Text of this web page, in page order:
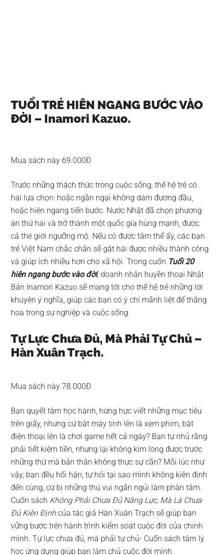
TUỔI TRẺ HIÊN NGANG BƯỚC VÀO
ĐỜI – Inamori Kazuo.
Mua sách này 69.000Đ
Trước những thách thức trong cuộc sống, thế hệ trẻ có
hai lựa chọn: hoặc ngần ngại không dám đương đầu,
hoặc hiên ngang tiến bước. Nước Nhật đã chọn phương
án thứ hai và trở thành một quốc gia hùng mạnh, được
cả thé giới ngưỡng mộ. Nếu có được tâm thế ấy, các bạn
trẻ Việt Nam chắc chắn sẽ gặt hái được nhiều thành công
và giúp ích nhiều hơn cho xã hội. Trong cuốn Tuổi 20
hiên ngang bước vào đời, doanh nhân huyền thoại Nhật
Bản Inamori Kazuo sẽ mang tới cho thế hệ trẻ những lời
khuyên ý nghĩa, giúp các bạn có ý chí mãnh liệt để thăng
hoa trong sự nghiệp và cuộc sống.
Tự Lực Chưa Đủ, Mà Phải Tự Chủ –
Hàn Xuân Trạch.
Mua sách này 78.000Đ
Bạn quyết tâm học hành, hừng hực viết những mục tiêu
trên giấy, nhưng cứ bật máy tính lên là xem phim, bật
điện thoại lên là chơi game hết cả ngày? Bạn tự nhủ rằng
phải tiết kiệm tiền, nhưng lại không kìm lòng được trước
những thứ mà bản thân không thực sự cần? Mỗi lúc như
vậy, bạn đều hối hận, tự hỏi tại sao mình không kiên định
đến cùng, cứ bị những thú vui ngắn ngủi làm phân tâm.
Cuốn sách Không Phải Chưa Đủ Năng Lực, Mà Là Chưa
Đủ Kiên Địnhcủa tác giả Hàn Xuân Trạch sẽ giúp bạn
vững bước trên hành trình kiểm soát cuộc đời của chính
mình. Tự lực chưa đủ, mà phải tự chủ- Cuốn sách tâm lý
học ứng dụng giúp bạn làm chủ cuộc đời mình.